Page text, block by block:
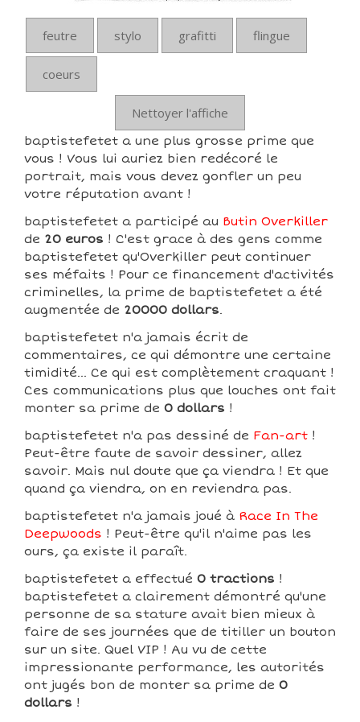
feutre stylo grafitti flingue
coeurs
Nettoyer l'affiche
baptistefetet a une plus grosse prime que
vous ! Vous lui auriez bien redécoré le
portrait, mais vous devez gonfler un peu
votre réputation avant !
baptistefetet a participé au Butin Overkiller
de 20 euros ! C'est grace à des gens comme
baptistefetet qu'Overkiller peut continuer
ses méfaits ! Pour ce financement d'activités
criminelles, la prime de baptistefetet a été
augmentée de 20000 dollars.
baptistefetet n'a jamais écrit de
commentaires, ce qui démontre une certaine
timidité... Ce qui est complètement craquant !
Ces communications plus que louches ont fait
monter sa prime de 0 dollars !
baptistefetet n'a pas dessiné de Fan-art !
Peut-être faute de savoir dessiner, allez
savoir. Mais nul doute que ça viendra ! Et que
quand ça viendra, on en reviendra pas.
baptistefetet n'a jamais joué à Race In The
Deepwoods ! Peut-être qu'il n'aime pas les
ours, ça existe il paraît.
baptistefetet a effectué 0 tractions !
baptistefetet a clairement démontré qu'une
personne de sa stature avait bien mieux à
faire de ses journées que de titiller un bouton
sur un site. Quel VIP ! Au vu de cette
impressionante performance, les autorités
ont jugés bon de monter sa prime de 0
dollars !